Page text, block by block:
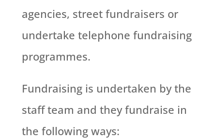
agencies, street fundraisers or
undertake telephone fundraising
programmes.
Fundraising is undertaken by the
staff team and they fundraise in
the following ways: